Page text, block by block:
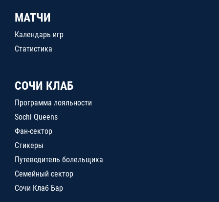
МАТЧИ
Календарь игр
Статистика
СОЧИ КЛАБ
Программа лояльности
Sochi Queens
Фан-сектор
Стикеры
Путеводитель болельщика
Семейный сектор
Сочи Клаб Бар